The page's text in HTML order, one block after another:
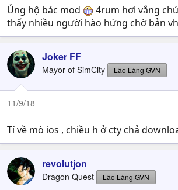
Ủng hộ bác mod
4rum hơi vắng
thấy nhiều người hào hứng chờ bản
Joker FF
Mayor of SimCity Lão Làng GVN
11/9/18
Tí về mò ios , chiều h ở cty chả
revolutjon
Dragon Quest Lão Làng GVN